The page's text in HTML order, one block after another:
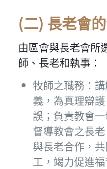
(二) 長老會
由區會與長老會所
師、長老和執事：
牧師之職務：
義，為真理辯
誤；負責教會
督導教會之長
與長老合作，
工，竭力促進福